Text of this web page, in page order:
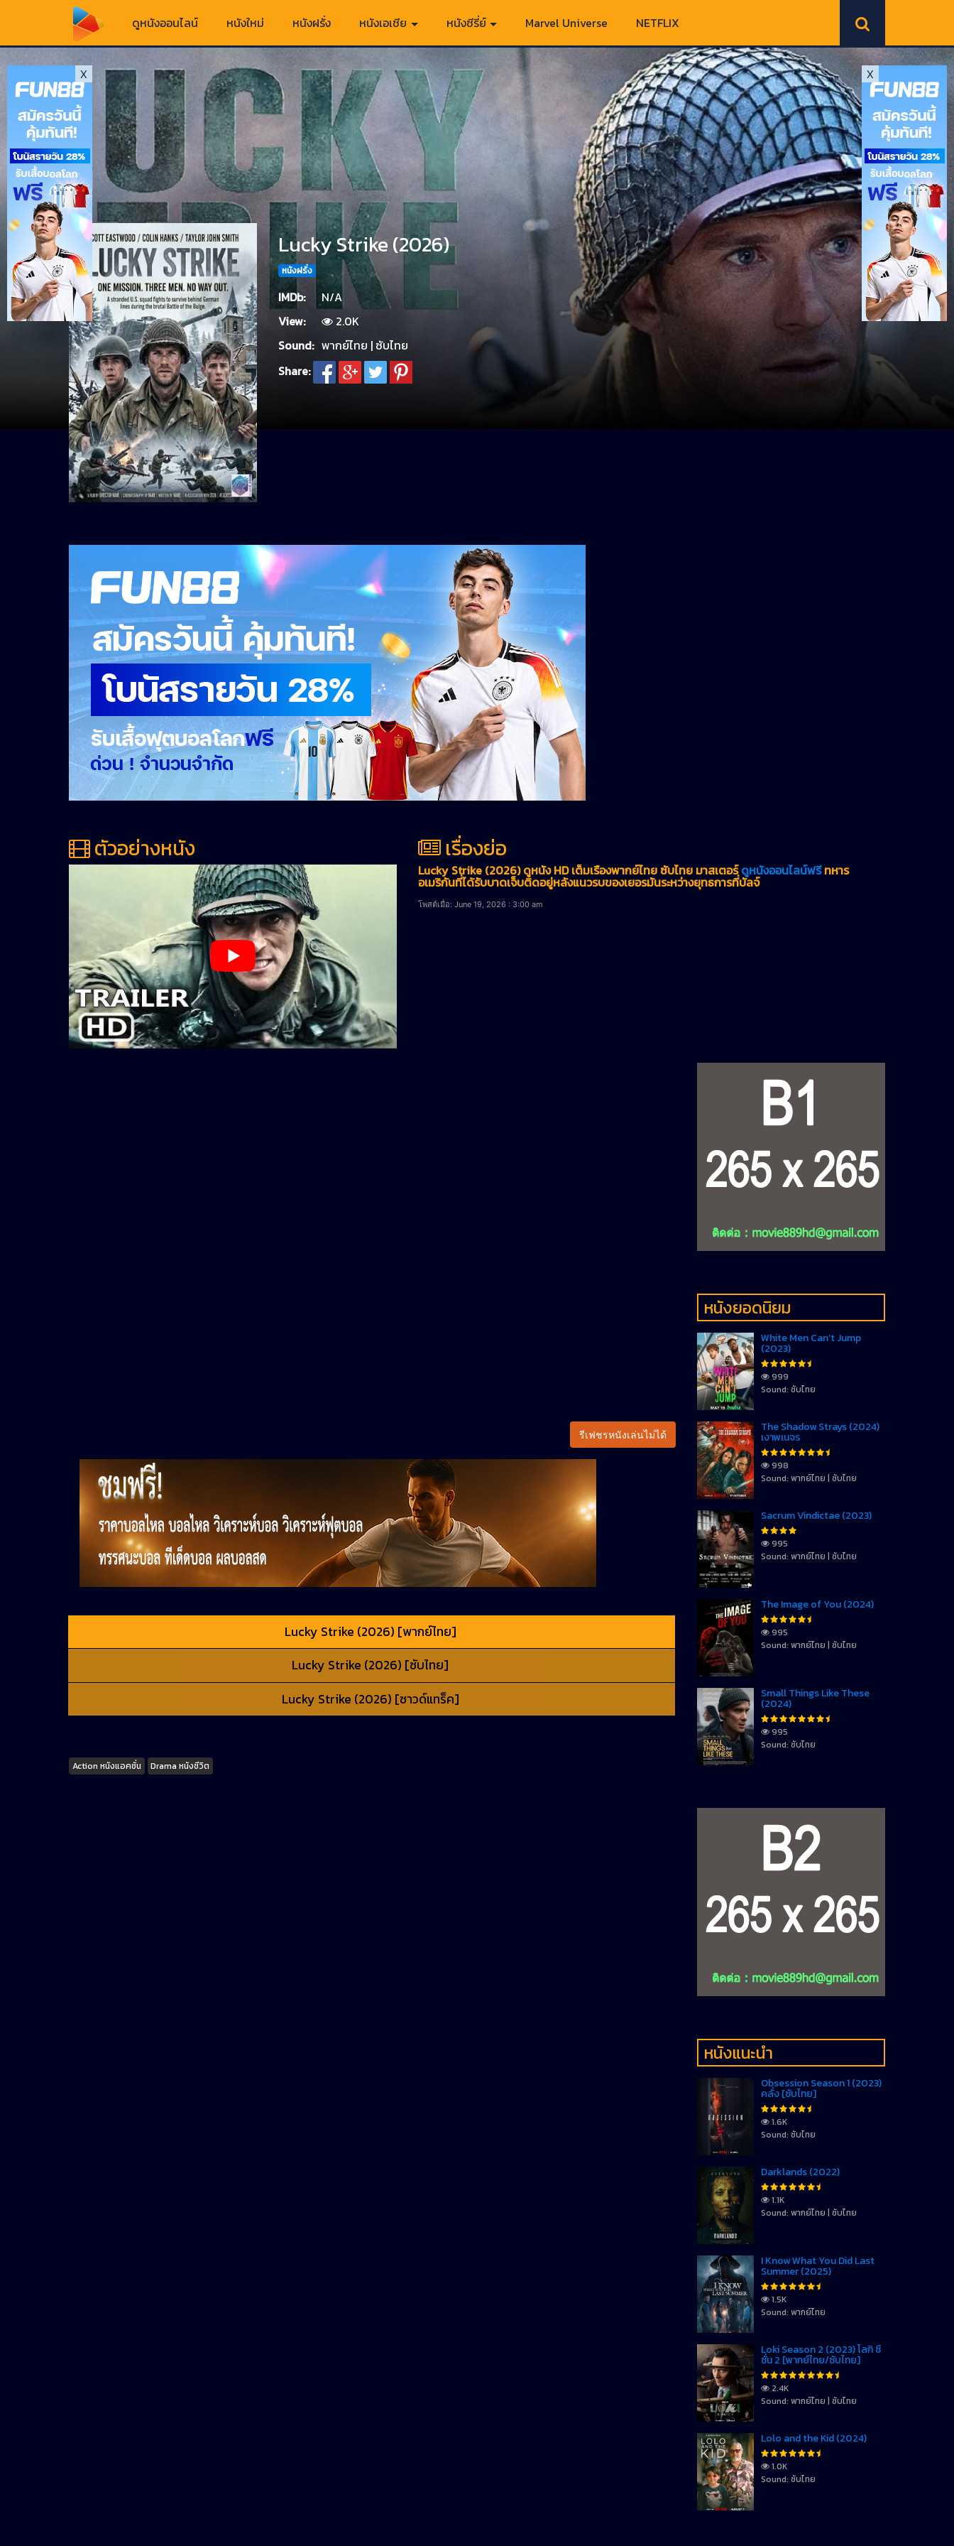
ดูหนังออนไลน์ หนังใหม่ หนังฝรั่ง หนังเอเชีย หนังซีรี่ย์ Marvel Universe NETFLIX
Lucky Strike (2026)
หนังฝรั่ง
IMDb:
N/A
View:
2.0K
Sound: พากย์ไทย | ซับไทย
Share:
ตัวอย่างหนัง เรื่องย่อ
Lucky Strike (2026) ดูหนัง HD เต็มเรื่องพากย์ไทย ซับไทย มาสเตอร์ดูหนังออนไลน์ฟรีทหาร
อเมริกันที่ได้รับบาดเจ็บติดอยู่หลังแนวรบของเยอรมันระหว่างยุทธการที่บัลจ์
โพสต์เมื่อ: June 19, 2026 : 3:00 am
รีเฟชรหนังเล่นไม่ได้
Lucky Strike (2026) [พากย์ไทย]
Lucky Strike (2026) [ซับไทย]
Lucky Strike (2026) [ซาวด์แทร็ค]
Tags
Action หนังแอคชั่น Drama หนังชีวิต
หนังยอดนิยม
White Men Can’t Jump
(2023)
999
Sound: ซับไทย
The Shadow Strays (2024)
เงาพเนจร
998
Sound: พากย์ไทย | ซับไทย
Sacrum Vindictae (2023)
995
Sound: พากย์ไทย | ซับไทย
The Image of You (2024)
995
Sound: พากย์ไทย | ซับไทย
Small Things Like These
(2024)
995
Sound: ซับไทย
หนังแนะนำ
Obsession Season 1 (2023)
คลั่ง [ซับไทย]
1.6K
Sound: ซับไทย
Darklands (2022)
1.1K
Sound: พากย์ไทย | ซับไทย
I Know What You Did Last
Summer (2025)
1.5K
Sound: พากย์ไทย
Loki Season 2 (2023) โลกิ ซี
ซั่น 2 [พากย์ไทย/ซับไทย]
2.4K
Sound: พากย์ไทย | ซับไทย
Lolo and the Kid (2024)
1.0K
Sound: ซับไทย
X X